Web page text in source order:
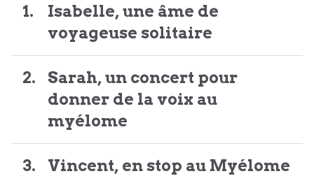
Isabelle, une âme de
voyageuse solitaire
Sarah, un concert pour
donner de la voix au
myélome
Vincent, en stop au Myélome